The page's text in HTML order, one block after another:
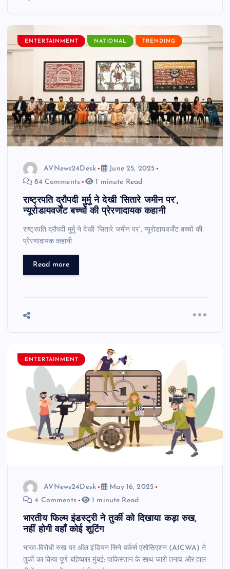
ENTERTAINMENT NATIONAL TRENDING
AVNews24Desk
June 25, 2025
84 Comments
1 minute Read
राष्ट्रपति द्रौपदी मुर्मु ने देखी ‘सितारे जमीन पर’,
न्यूरोडायवर्जेंट बच्चों की प्रेरणादायक कहानी
राष्ट्रपति द्रौपदी मुर्मु ने देखी ‘सितारे जमीन पर’, न्यूरोडायवर्जेंट बच्चों की
प्रेरणादायक कहानी
Read more
ENTERTAINMENT
AVNews24Desk
May 16, 2025
4 Comments
1 minute Read
भारतीय फिल्म इंडस्ट्री ने तुर्की को दिखाया कड़ा रुख,
नहीं होगी वहाँ कोई शूटिंग
भारत-विरोधी रुख पर ऑल इंडियन सिने वर्कर्स एसोसिएशन (AICWA) ने
तुर्की का किया पूर्ण बहिष्कार मुंबई: पाकिस्तान के साथ जारी तनाव और हाल